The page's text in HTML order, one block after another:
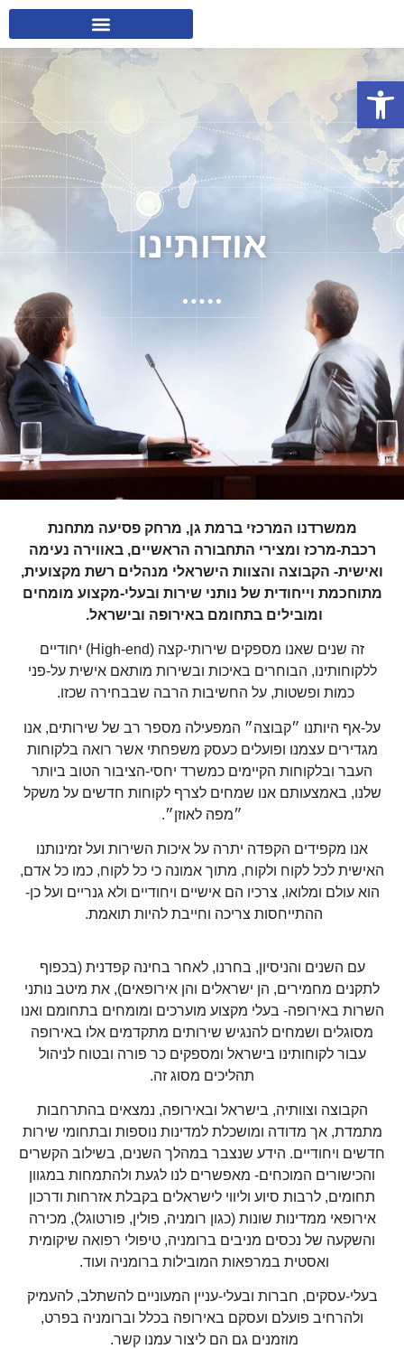
אודותינו
ממשרדנו המרכזי ברמת גן, מרחק פסיעה מתחנת
רכבת-מרכז ומצירי התחבורה הראשיים, באווירה נעימה
ואישית- הקבוצה והצוות הישראלי מנהלים רשת מקצועית,
מתוחכמת וייחודית של נותני שירות ובעלי-מקצוע מומחים
ומובילים בתחומם באירופה ובישראל.
זה שנים שאנו מספקים שירותי-קצה (High-end) יחודיים
ללקוחותינו, הבוחרים באיכות ובשירות מותאם אישית על-פני
כמות ופשטות, על החשיבות הרבה שבבחירה שכזו.
על-אף היותנו ״קבוצה״ המפעילה מספר רב של שירותים, אנו
מגדירים עצמנו ופועלים כעסק משפחתי אשר רואה בלקוחות
העבר ובלקוחות הקיימים כמשרד יחסי-הציבור הטוב ביותר
שלנו, באמצעותם אנו שמחים לצרף לקוחות חדשים על משקל
״מפה לאוזן״.
אנו מקפידים הקפדה יתרה על איכות השירות ועל זמינותנו
האישית לכל לקוח ולקוח, מתוך אמונה כי כל לקוח, כמו כל אדם,
הוא עולם ומלואו, צרכיו הם אישיים ויחודיים ולא גנריים ועל כן-
ההתייחסות צריכה וחייבת להיות תואמת.
עם השנים והניסיון, בחרנו, לאחר בחינה קפדנית (בכפוף
לתקנים מחמירים, הן ישראלים והן אירופאים), את מיטב נותני
השרות באירופה- בעלי מקצוע מוערכים ומומחים בתחומם ואנו
מסוגלים ושמחים להנגיש שירותים מתקדמים אלו באירופה
עבור לקוחותינו בישראל ומספקים כר פורה ובטוח לניהול
תהליכים מסוג זה.
הקבוצה וצוותיה, בישראל ובאירופה, נמצאים בהתרחבות
מתמדת, אך מדודה ומושכלת למדינות נוספות ובתחומי שירות
חדשים ויחודיים. הידע שנצבר במהלך השנים, בשילוב הקשרים
והכישורים המוכחים- מאפשרים לנו לגעת ולהתמחות במגוון
תחומים, לרבות סיוע וליווי לישראלים בקבלת אזרחות ודרכון
אירופאי ממדינות שונות (כגון רומניה, פולין, פורטוגל), מכירה
והשקעה של נכסים מניבים ברומניה, טיפולי רפואה שיקומית
ואסטית במרפאות המובילות ברומניה ועוד.
בעלי-עסקים, חברות ובעלי-עניין המעוניים להשתלב, להעמיק
ולהרחיב פועלם ועסקם באירופה בכלל וברומניה בפרט,
מוזמנים גם הם ליצור עמנו קשר.
פתח סרגל נגישות